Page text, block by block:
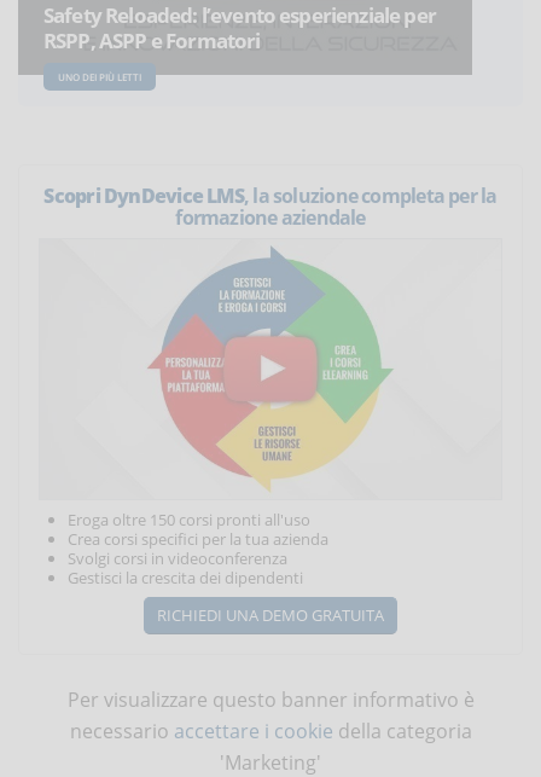
Safety Reloaded: l’evento esperienziale per
RSPP, ASPP e Formatori
UNO DEI PIÙ LETTI
Scopri DynDevice LMS, la soluzione completa per la
formazione aziendale
Eroga oltre 150 corsi pronti all'uso
Crea corsi specifici per la tua azienda
Svolgi corsi in videoconferenza
Gestisci la crescita dei dipendenti
RICHIEDI UNA DEMO GRATUITA
Per visualizzare questo banner informativo è
necessario accettare i cookie della categoria
'Marketing'